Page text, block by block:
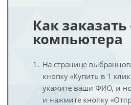
Как заказать
компьютера
На странице
кнопку «Купить в 1
укажите ваши ФИО, и
и нажмите кнопку